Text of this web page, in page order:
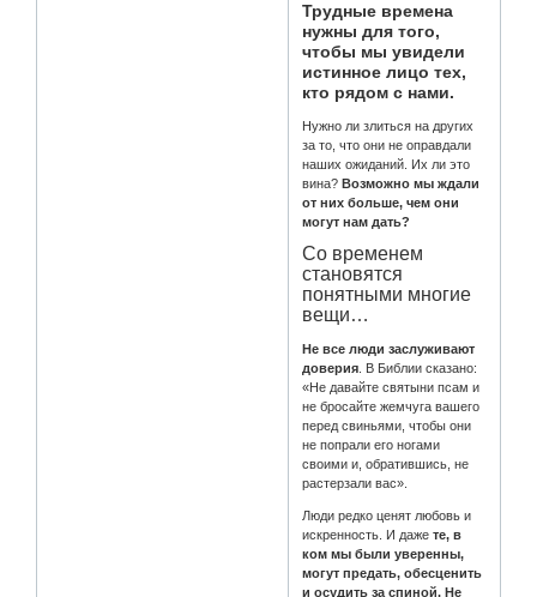
Трудные времена
нужны для того,
чтобы мы увидели
истинное лицо тех,
кто рядом с нами.
Нужно ли злиться на других
за то, что они не оправдали
наших ожиданий. Их ли это
вина? Возможно мы ждали
от них больше, чем они
могут нам дать?
Со временем
становятся
понятными многие
вещи…
Не все люди заслуживают
доверия . В Библии сказано:
«Не давайте святыни псам и
не бросайте жемчуга вашего
перед свиньями, чтобы они
не попрали его ногами
своими и, обратившись, не
растерзали вас».
Люди редко ценят любовь и
искренность. И дажете, в
ком мы были уверенны,
могут предать, обесценить
и осудить за спиной. Не